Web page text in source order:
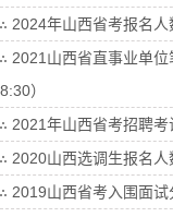
2024年山西省考报名人
2021山西省直事业单
8:30）
2021年山西省考招聘
2020山西选调生报名人
2019山西省考入围面试